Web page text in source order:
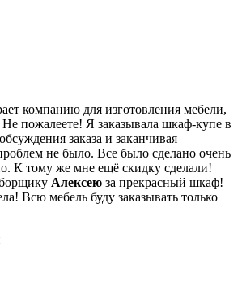
компанию для изготовления мебели,
пожалеете! Я заказывала шкаф-купе в
заказа и заканчивая
не было. Все было сделано очень
К тому же мне ещё скидку сделали!
Алексею за прекрасный шкаф!
Всю мебель буду заказывать только